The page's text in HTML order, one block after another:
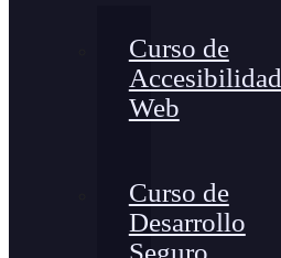
Curso de
Accesibilidad
Web
Curso de
Desarrollo
Seguro